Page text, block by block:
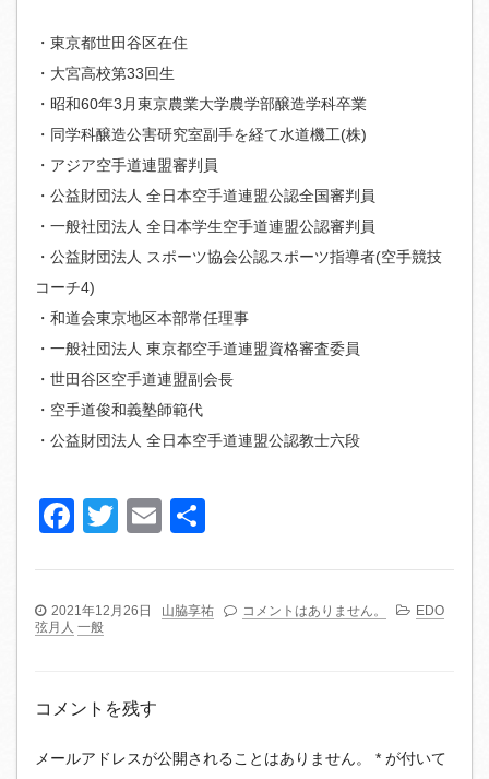
・東京都世田谷区在住
・大宮高校第33回生
・昭和60年3月東京農業大学農学部醸造学科卒業
・同学科醸造公害研究室副手を経て水道機工(株)
・アジア空手道連盟審判員
・公益財団法人 全日本空手道連盟公認全国審判員
・一般社団法人 全日本学生空手道連盟公認審判員
・公益財団法人 スポーツ協会公認スポーツ指導者(空手競技
コーチ4)
・和道会東京地区本部常任理事
・一般社団法人 東京都空手道連盟資格審査委員
・世田谷区空手道連盟副会長
・空手道俊和義塾師範代
・公益財団法人 全日本空手道連盟公認教士六段
Facebook
TwitterEmail
2021年12月26日 山脇享祐 コメントはありません。
EDO
弦月人 一般
コメントを残す
メールアドレスが公開されることはありません。 * が付いて